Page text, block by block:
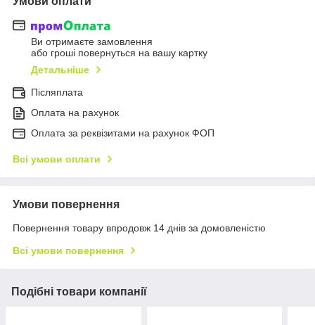
Ви отримаєте замовлення
або гроші повернуться на вашу картку
Детальніше
Післяплата
Оплата на рахунок
Оплата за реквізитами на рахунок ФОП
Всі умови оплати
Умови повернення
Повернення товару впродовж 14 днів за домовленістю
Всі умови повернення
Подібні товари компанії